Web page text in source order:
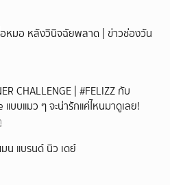
อหมอ หลังวินิจฉัยพลาด | ข่าวช่องวัน
CHALLENGE | #FELIZZ กับ
แบบแมว ๆ จะน่ารักแค่ไหนมาดูเลย!
มน แบรนด์ นิว เดย์